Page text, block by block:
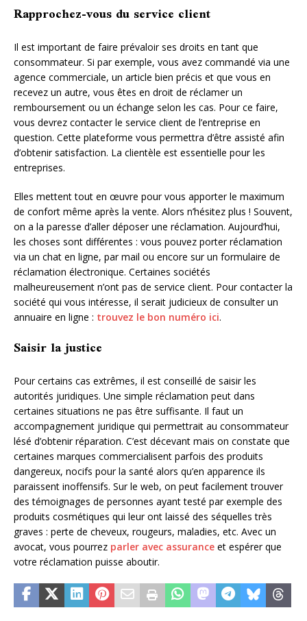
Rapprochez-vous du service client
Il est important de faire prévaloir ses droits en tant que
consommateur. Si par exemple, vous avez commandé via une
agence commerciale, un article bien précis et que vous en
recevez un autre, vous êtes en droit de réclamer un
remboursement ou un échange selon les cas. Pour ce faire,
vous devrez contacter le service client de l’entreprise en
question. Cette plateforme vous permettra d’être assisté afin
d’obtenir satisfaction. La clientèle est essentielle pour les
entreprises.
Elles mettent tout en œuvre pour vous apporter le maximum
de confort même après la vente. Alors n’hésitez plus ! Souvent,
on a la paresse d’aller déposer une réclamation. Aujourd’hui,
les choses sont différentes : vous pouvez porter réclamation
via un chat en ligne, par mail ou encore sur un formulaire de
réclamation électronique. Certaines sociétés
malheureusement n’ont pas de service client. Pour contacter la
société qui vous intéresse, il serait judicieux de consulter un
annuaire en ligne : trouvez le bon numéro ici.
Saisir la justice
Pour certains cas extrêmes, il est conseillé de saisir les
autorités juridiques. Une simple réclamation peut dans
certaines situations ne pas être suffisante. Il faut un
accompagnement juridique qui permettrait au consommateur
lésé d’obtenir réparation. C’est décevant mais on constate que
certaines marques commercialisent parfois des produits
dangereux, nocifs pour la santé alors qu’en apparence ils
paraissent inoffensifs. Sur le web, on peut facilement trouver
des témoignages de personnes ayant testé par exemple des
produits cosmétiques qui leur ont laissé des séquelles très
graves : perte de cheveux, rougeurs, maladies, etc. Avec un
avocat, vous pourrez parler avec assurance et espérer que
votre réclamation puisse aboutir.